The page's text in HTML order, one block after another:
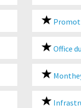
Office